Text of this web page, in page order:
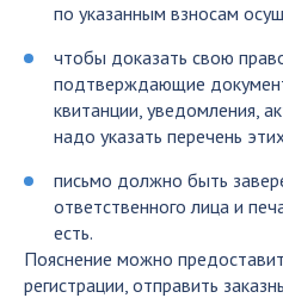
по указанным взносам
чтобы доказать свою
подтверждающие
квитанции, уведомления,
надо указать перечень
письмо должно быть
ответственного лица и
есть.
Пояснение можно
регистрации, отправить